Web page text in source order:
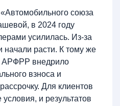
союза
в 2024 году
усилилась. Из-за
начали расти. К тому же
АРФРР внедрило
взноса и
Для клиентов
и результатов